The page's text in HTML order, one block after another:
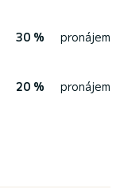
30 % pronájem
20 % pronájem